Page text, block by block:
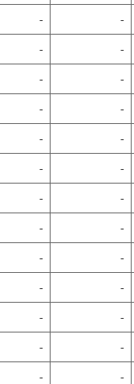
- -
- -
- -
- -
- -
- -
- -
- -
- -
- -
- -
- -
- -